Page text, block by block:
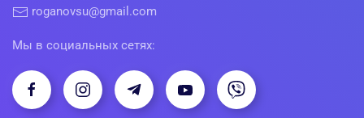
roganovsu@gmail.com
Мы в социальных сетях: